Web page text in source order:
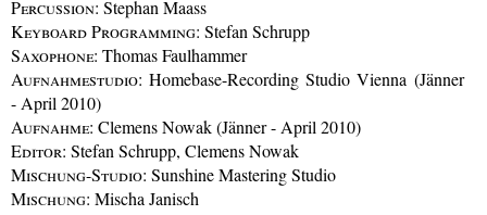
Percussion: Stephan Maass
Keyboard Programming: Stefan Schrupp
Saxophone: Thomas Faulhammer
Aufnahmestudio: Homebase-Recording Studio Vienna (Jänner
- April 2010)
Aufnahme: Clemens Nowak (Jänner - April 2010)
Editor: Stefan Schrupp, Clemens Nowak
Mischung-Studio: Sunshine Mastering Studio
Mischung: Mischa Janisch